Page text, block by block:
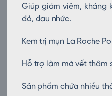
Giúp giảm viêm, kháng
đỏ, đau nhức.
Kem trị mụn La Roche
Hỗ trợ làm mờ vết thâm
Sản phẩm chứa nhiều